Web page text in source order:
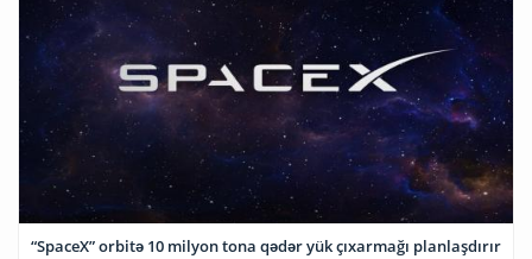
“SpaceX” orbitə 10 milyon tona qədər yük çıxarmağı planlaşdırır